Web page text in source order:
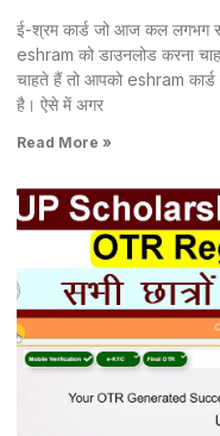
ई-श्रम कार्ड जो आज कल लगभग
eshram को डाउनलोड करना
चाहते हैं तो आपको eshram कार्ड
है। ऐसे में अगर
Read More »